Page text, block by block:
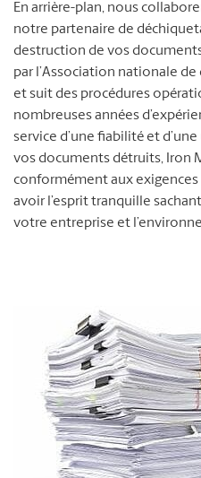
En arrière-plan, nous
notre partenaire de
destruction de vos
par l’Association nationale
et suit des procédures
nombreuses années
service d’une fiabilité et
vos documents détruits, Iron
conformément aux
avoir l’esprit tranquille
votre entreprise et